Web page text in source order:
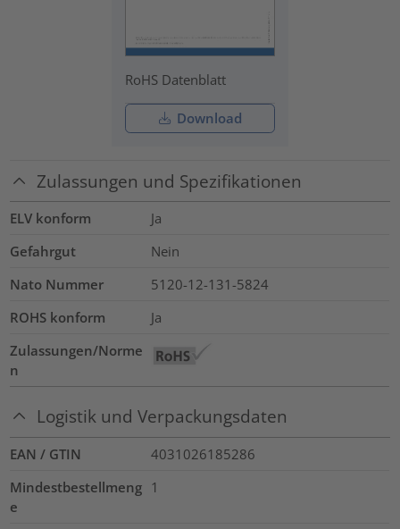
RoHS Datenblatt
Download
Zulassungen und Spezifikationen
ELV konform
Ja
Gefahrgut
Nein
Nato Nummer
5120-12-131-5824
ROHS konform
Ja
Zulassungen/Norme
n
Logistik und Verpackungsdaten
EAN / GTIN
4031026185286
Mindestbestellmeng
e
1